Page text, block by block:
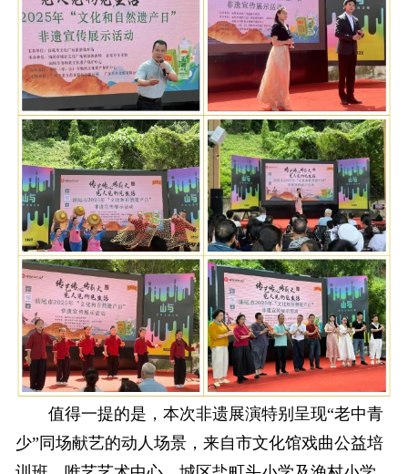
值得一提的是，本次非遗展演特别呈现“老中青
少”同场献艺的动人场景，来自市文化馆戏曲公益培